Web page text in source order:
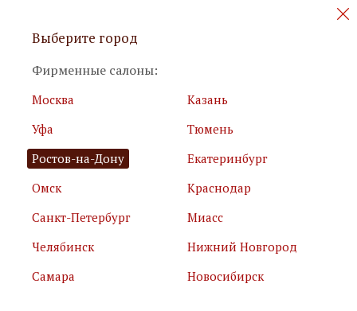
Персональные акции и новинки
Я принимаю
условия использования сайта
Я соглашаюсь сполитикой обработки персональных
Подписаться
Выберите город
Фирменные салоны:
Москва
Казань
Уфа
Тюмень
Ростов-на-Дону
Екатеринбург
Омск
Краснодар
Санкт-Петербург
Миасс
Челябинск
Нижний Новгород
Самара
Новосибирск